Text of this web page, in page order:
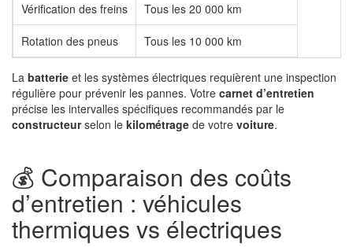
Vérification des freins Tous les 20 000 km
Rotation des pneus Tous les 10 000 km
La batterie et les systèmes électriques requièrent une inspection
régulière pour prévenir les pannes. Votre carnet d’entretien
précise les intervalles spécifiques recommandés par le
constructeurselon le kilométrage de votre voiture.
💰 Comparaison des coûts
d’entretien : véhicules
thermiques vs électriques